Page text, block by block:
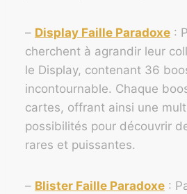
– Display Faille Paradoxe :
cherchent à agrandir leur
le Display, contenant 36
incontournable. Chaque
cartes, offrant ainsi une
possibilités pour découvrir
rares et puissantes.
– Blister Faille Paradoxe :